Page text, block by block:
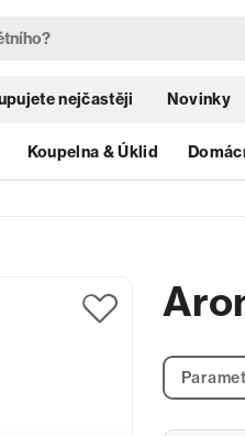
nejčastěji Novinky
Koupelna & Úklid